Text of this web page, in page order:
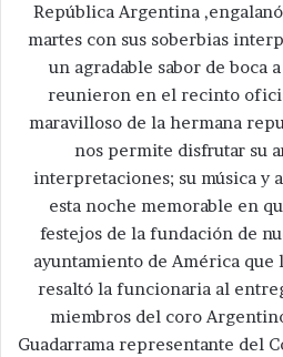
República Argentina
martes con sus soberbias
un agradable sabor de boca
reunieron en el recinto
maravilloso de la hermana
nos permite disfrutar su
interpretaciones; su música y
esta noche memorable en
festejos de la fundación de
ayuntamiento de América que
resaltó la funcionaria al
miembros del coro
Guadarrama representante del